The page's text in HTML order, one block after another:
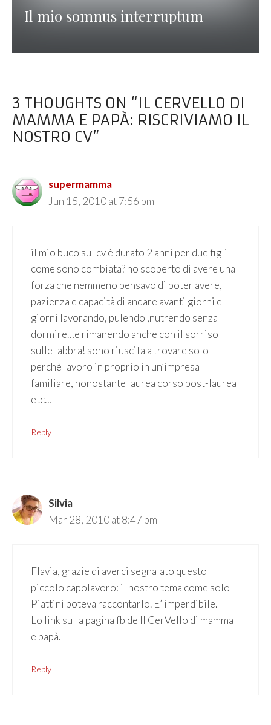
Il mio somnus interruptum
3 THOUGHTS ON “IL CERVELLO DI
MAMMA E PAPÀ: RISCRIVIAMO IL
NOSTRO CV”
supermamma
Jun 15, 2010 at 7:56 pm
il mio buco sul cv è durato 2 anni per due figli
come sono combiata? ho scoperto di avere una
forza che nemmeno pensavo di poter avere,
pazienza e capacità di andare avanti giorni e
giorni lavorando, pulendo ,nutrendo senza
dormire…e rimanendo anche con il sorriso
sulle labbra! sono riuscita a trovare solo
perchè lavoro in proprio in un’impresa
familiare, nonostante laurea corso post-laurea
etc…
Reply
Silvia
Mar 28, 2010 at 8:47 pm
Flavia, grazie di averci segnalato questo
piccolo capolavoro: il nostro tema come solo
Piattini poteva raccontarlo. E’ imperdibile.
Lo link sulla pagina fb de Il CerVello di mamma
e papà.
Reply